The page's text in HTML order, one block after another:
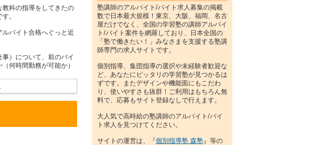
科の指導をしてきたの
。
バイト合格へぐっと近
）について、前のバイ
何時間勤務が可能か）
・オンライン指導塾【そら塾】のバイトってど
う？評判から給料・選考条件まで徹底解説！
・塾講師の年収は？ 正社員・バイトの年収・給
料を解説！
・東京個別指導学院のバイトってどう？評判か
ら給料・選考条件まで徹底解説！
・1対1ネッツのバイトってどう？評判から給
料・選考条件まで徹底解説！
・武田塾のバイトってどう？評判から給料・選
考条件まで徹底解説！
・秀英予備校のバイトってどう？評判から給
料・選考条件まで徹底解説！
塾講師のアルバイト/バイト求人募集の掲載
数で日本最大規模！東京、大阪、福岡、名古
屋だけでなく、全国の学習塾の講師アルバイ
ト/バイト案件を網羅しており、日本全国の
「塾で働きたい！」みなさまを支援する塾講
師専門の求人サイトです。
個別指導、集団指導の選択や未経験者歓迎な
ど、あなたにピッタリの学習塾が見つかるは
ずです。またデザインや機能面にもこだわ
り、使いやすさも抜群！ご利用はもちろん無
料で、応募もサイト登録なしで行えます。
大人気で高時給の塾講師のアルバイト/バイ
ト求人を見つけてください。
サイトの運営は、『個別指導塾 森塾』等の